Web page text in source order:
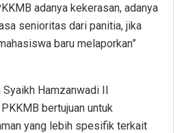
adanya kekerasan, adanya
senioritas dari panitia, jika
baru melaporkan”
Syaikh Hamzanwadi II
bertujuan untuk
yang lebih spesifik terkait